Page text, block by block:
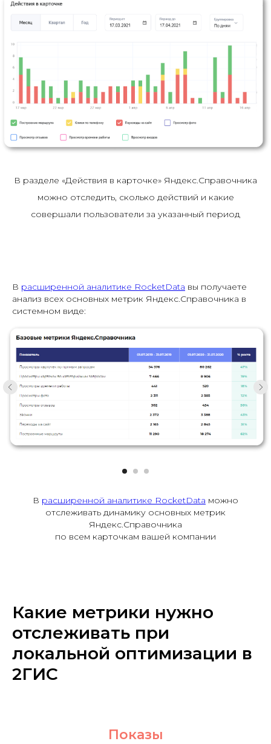
В разделе «Действия в карточке» Яндекс.Справочника
можно отследить, сколько действий и какие
совершали пользователи за указанный период
В расширенной аналитике RocketData вы получаете
анализ всех основных метрик Яндекс.Справочника в
системном виде:
В расширенной аналитике RocketData можно
отслеживать динамику основных метрик
Яндекс.Справочника
по всем карточкам вашей компании
Какие метрики нужно
отслеживать при
локальной оптимизации в
2ГИС
Показы